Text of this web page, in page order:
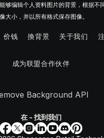
够编辑个人资料图片的背景，根据不
大小，并以所有格式保存图像。
价钱 換背景 关于我们
成为联盟合作伙伴
Background API
在 - 找到我们